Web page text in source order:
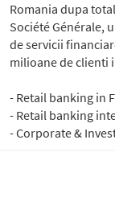
Romania dupa
Société Générale,
de servicii
milioane de clienti
- Retail banking in
- Retail banking
- Corporate &